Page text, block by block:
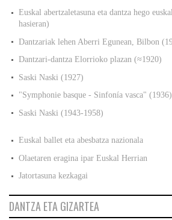
Euskal abertzaletasuna eta dantza hego
hasieran)
Dantzariak lehen Aberri Egunean, Bilbon
Dantzari-dantza Elorrioko plazan (≈1920)
Saski Naski (1927)
"Symphonie basque - Sinfonía vasca" (1936)
Saski Naski (1943-1958)
Euskal ballet eta abesbatza nazionala
Olaetaren eragina ipar Euskal Herrian
Jatortasuna kezkagai
DANTZA ETA GIZARTEA